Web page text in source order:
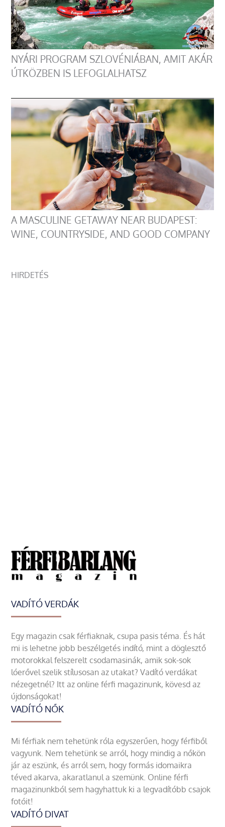
NYÁRI PROGRAM SZLOVÉNIÁBAN, AMIT AKÁR
ÚTKÖZBEN IS LEFOGLALHATSZ
A MASCULINE GETAWAY NEAR BUDAPEST:
WINE, COUNTRYSIDE, AND GOOD COMPANY
HIRDETÉS
VADÍTÓ VERDÁK
Egy magazin csak férfiaknak, csupa pasis téma. És hát
mi is lehetne jobb beszélgetés indító, mint a döglesztő
motorokkal felszerelt csodamasinák, amik sok-sok
lóerővel szelik stílusosan az utakat? Vadító verdákat
nézegetnél? Itt az online férfi magazinunk, kövesd az
újdonságokat!
VADÍTÓ NŐK
Mi férfiak nem tehetünk róla egyszerűen, hogy férfiből
vagyunk. Nem tehetünk se arról, hogy mindig a nőkön
jár az eszünk, és arról sem, hogy formás idomaikra
téved akarva, akaratlanul a szemünk. Online férfi
magazinunkból sem hagyhattuk ki a legvadítóbb csajok
fotóit!
VADÍTÓ DIVAT